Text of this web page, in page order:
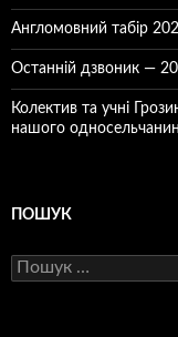
Англомовний табір
Останній дзвоник —
Колектив та учні
нашого
ПОШУК
Пошук: